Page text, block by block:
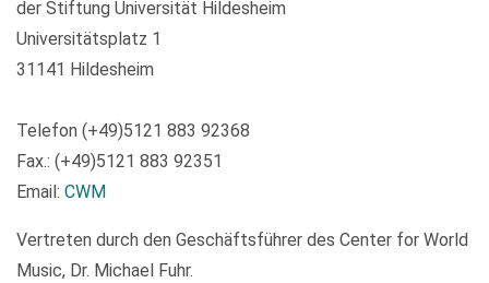
der Stiftung Universität Hildesheim
Universitätsplatz 1
31141 Hildesheim
Telefon (+49)5121 883 92368
Fax.: (+49)5121 883 92351
Email: CWM
Vertreten durch den Geschäftsführer des Center for World
Music, Dr. Michael Fuhr.